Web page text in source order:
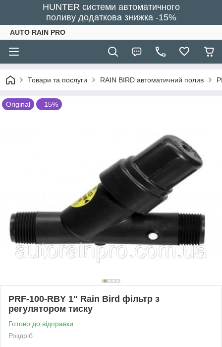
HUNTER системи автоматичного
поливу додаткова знижка -15%
AUTO RAIN PRO
Товари та послуги RAIN BIRD автоматичний полив
Original –15%
PRF-100-RBY 1" Rain Bird фільтр з
регулятором тиску
Готово до відправки
Роздріб